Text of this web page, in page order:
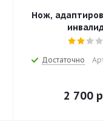
Нож,
Достаточно
2 700